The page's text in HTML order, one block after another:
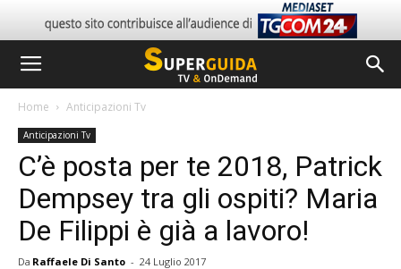
Home Anticipazioni Tv
Anticipazioni Tv
C’è posta per te 2018, Patrick
Dempsey tra gli ospiti? Maria
De Filippi è già a lavoro!
Da Raffaele Di Santo - 24 Luglio 2017